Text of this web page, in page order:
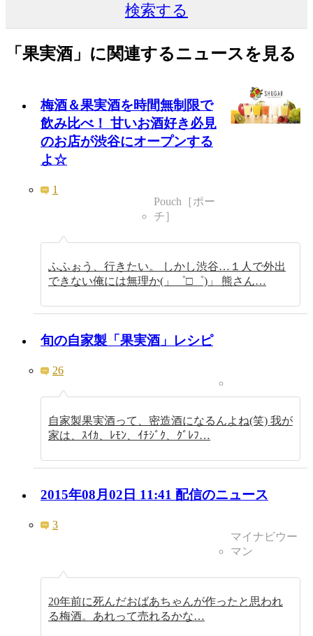
検索する
「果実酒」に関連するニュースを見る
梅酒＆果実酒を時間無制限で
飲み比べ！ 甘いお酒好き必見
のお店が渋谷にオープンする
よ☆
1
Pouch［ポー
チ］
ふふぉう、行きたい。 しかし渋谷…１人で外出
できない俺には無理か(」゜□゜)」 熊さん…
旬の自家製「果実酒」レシピ
26
自家製果実酒って、密造酒になるんよね(笑) 我が
家は、ｽｲｶ、ﾚﾓﾝ、ｲﾁｼﾞｸ、ｸﾞﾚﾌ…
2015年08月02日 11:41 配信のニュース
3
マイナビウー
マン
20年前に死んだおばあちゃんが作ったと思われ
る梅酒。あれって売れるかな…